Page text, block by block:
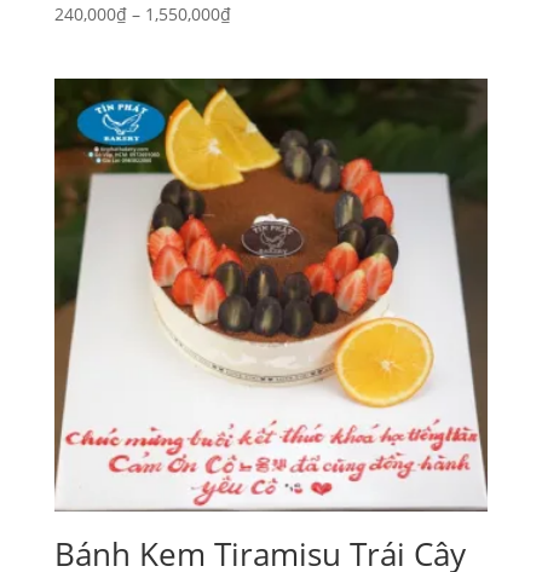
240,000₫ – 1,550,000₫Khoảng
240,000₫
đến
1,550,000₫
Bánh Kem Tiramisu Trái Cây